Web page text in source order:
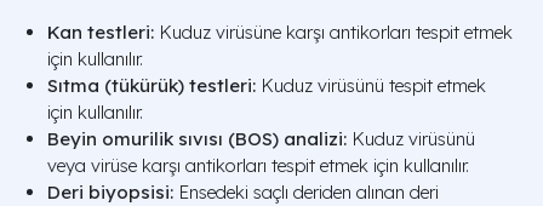
Kan testleri: Kuduz virüsüne karşı antikorları tespit etmek
için kullanılır.
Sıtma (tükürük) testleri: Kuduz virüsünü tespit etmek
için kullanılır.
Beyin omurilik sıvısı (BOS) analizi: Kuduz virüsünü
veya virüse karşı antikorları tespit etmek için kullanılır.
Deri biyopsisi: Ensedeki saçlı deriden alınan deri